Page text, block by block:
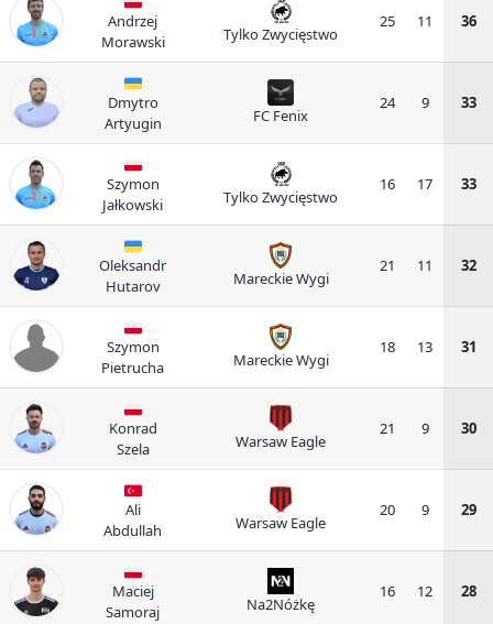
Andrzej
Morawski
Tylko Zwycięstwo
25 11 36
Dmytro
Artyugin
FC Fenix
24 9 33
Szymon
Jałkowski
Tylko Zwycięstwo
16 17 33
Oleksandr
Hutarov
Mareckie Wygi
21 11 32
Szymon
Pietrucha
Mareckie Wygi
18 13 31
Konrad
Szela
Warsaw Eagle
21 9 30
Ali
Abdullah
Warsaw Eagle
20 9 29
Maciej
Samoraj
Na2Nóżkę
16 12 28